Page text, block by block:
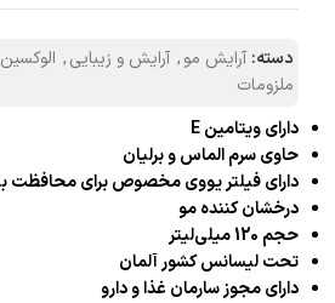
دسته: آرایش مو, آرایش و زیبایی, الوکسین
ملزومات
دارای ویتامین E
حاوی سرم الماس و برلیان
دارای فیلتر یووی مخصوص برای محافظت
درخشان کننده مو
حجم 120 میلی‌لیتر
تحت لیسانس کشور آلمان
دارای مجوز سارمان غذا و دارو